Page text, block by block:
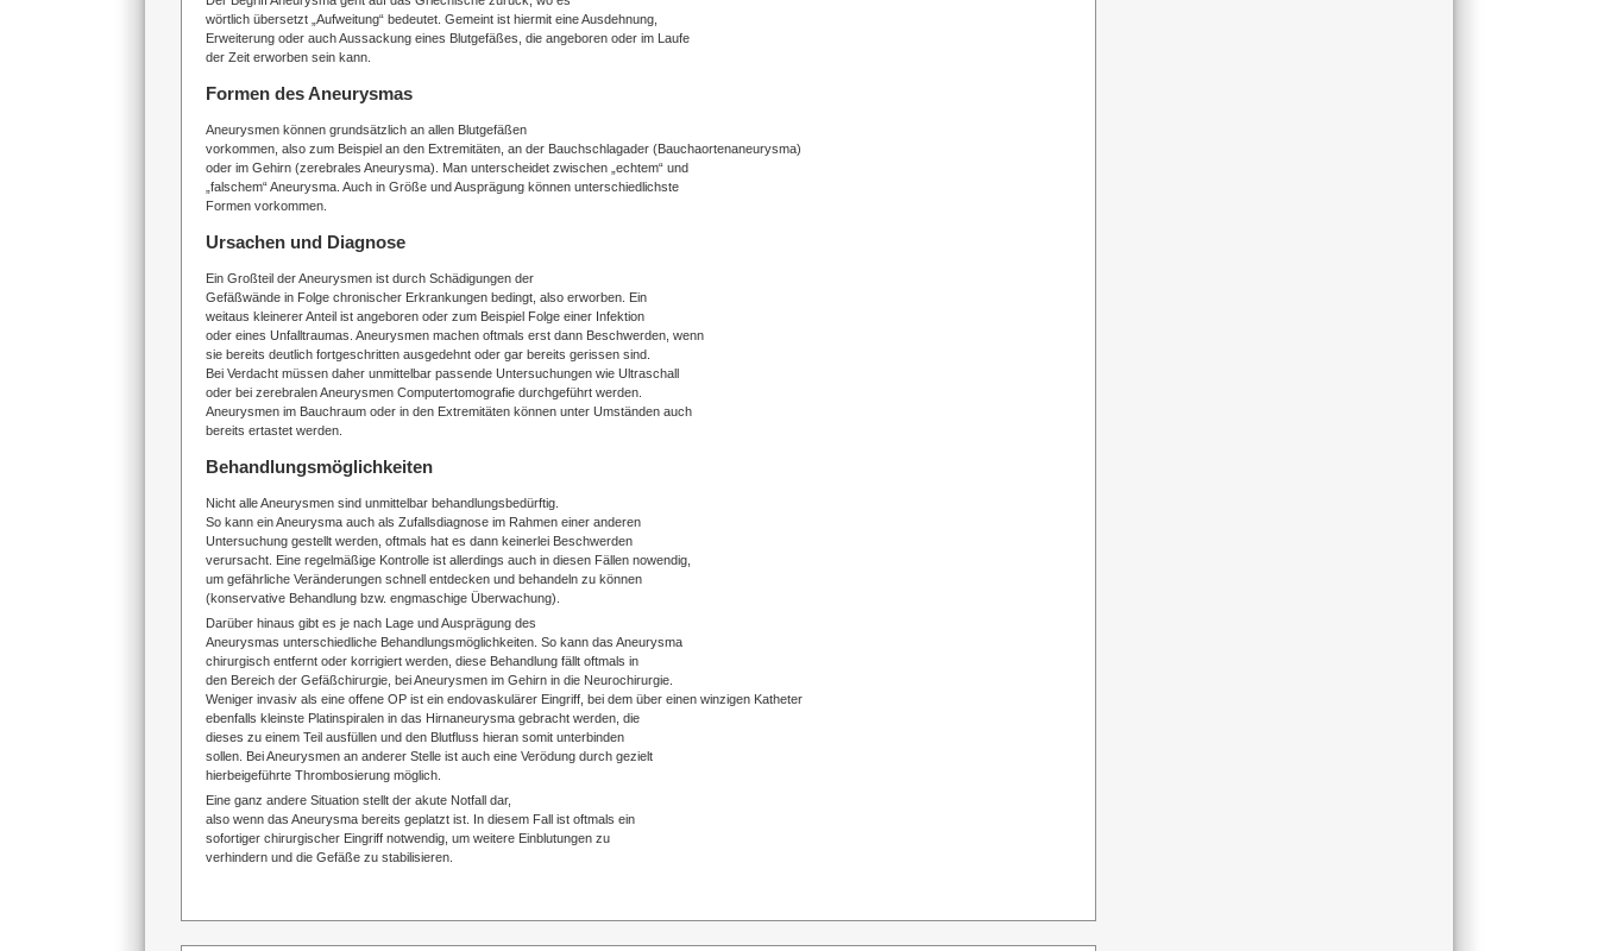
wörtlich übersetzt „Aufweitung“ bedeutet. Gemeint ist hiermit eine Ausdehnung,
Erweiterung oder auch Aussackung eines Blutgefäßes, die angeboren oder im Laufe
der Zeit erworben sein kann.
Formen des Aneurysmas
Aneurysmen können grundsätzlich an allen Blutgefäßen
vorkommen, also zum Beispiel an den Extremitäten, an der Bauchschlagader (Bauchaortenaneurysma)
oder im Gehirn (zerebrales Aneurysma). Man unterscheidet zwischen „echtem“ und
„falschem“ Aneurysma. Auch in Größe und Ausprägung können unterschiedlichste
Formen vorkommen.
Ursachen und Diagnose
Ein Großteil der Aneurysmen ist durch Schädigungen der
Gefäßwände in Folge chronischer Erkrankungen bedingt, also erworben. Ein
weitaus kleinerer Anteil ist angeboren oder zum Beispiel Folge einer Infektion
oder eines Unfalltraumas. Aneurysmen machen oftmals erst dann Beschwerden, wenn
sie bereits deutlich fortgeschritten ausgedehnt oder gar bereits gerissen sind.
Bei Verdacht müssen daher unmittelbar passende Untersuchungen wie Ultraschall
oder bei zerebralen Aneurysmen Computertomografie durchgeführt werden.
Aneurysmen im Bauchraum oder in den Extremitäten können unter Umständen auch
bereits ertastet werden.
Behandlungsmöglichkeiten
Nicht alle Aneurysmen sind unmittelbar behandlungsbedürftig.
So kann ein Aneurysma auch als Zufallsdiagnose im Rahmen einer anderen
Untersuchung gestellt werden, oftmals hat es dann keinerlei Beschwerden
verursacht. Eine regelmäßige Kontrolle ist allerdings auch in diesen Fällen nowendig,
um gefährliche Veränderungen schnell entdecken und behandeln zu können
(konservative Behandlung bzw. engmaschige Überwachung).
Darüber hinaus gibt es je nach Lage und Ausprägung des
Aneurysmas unterschiedliche Behandlungsmöglichkeiten. So kann das Aneurysma
chirurgisch entfernt oder korrigiert werden, diese Behandlung fällt oftmals in
den Bereich der Gefäßchirurgie, bei Aneurysmen im Gehirn in die Neurochirurgie.
Weniger invasiv als eine offene OP ist ein endovaskulärer Eingriff, bei dem über einen winzigen Katheter
ebenfalls kleinste Platinspiralen in das Hirnaneurysma gebracht werden, die
dieses zu einem Teil ausfüllen und den Blutfluss hieran somit unterbinden
sollen. Bei Aneurysmen an anderer Stelle ist auch eine Verödung durch gezielt
hierbeigeführte Thrombosierung möglich.
Eine ganz andere Situation stellt der akute Notfall dar,
also wenn das Aneurysma bereits geplatzt ist. In diesem Fall ist oftmals ein
sofortiger chirurgischer Eingriff notwendig, um weitere Einblutungen zu
verhindern und die Gefäße zu stabilisieren.